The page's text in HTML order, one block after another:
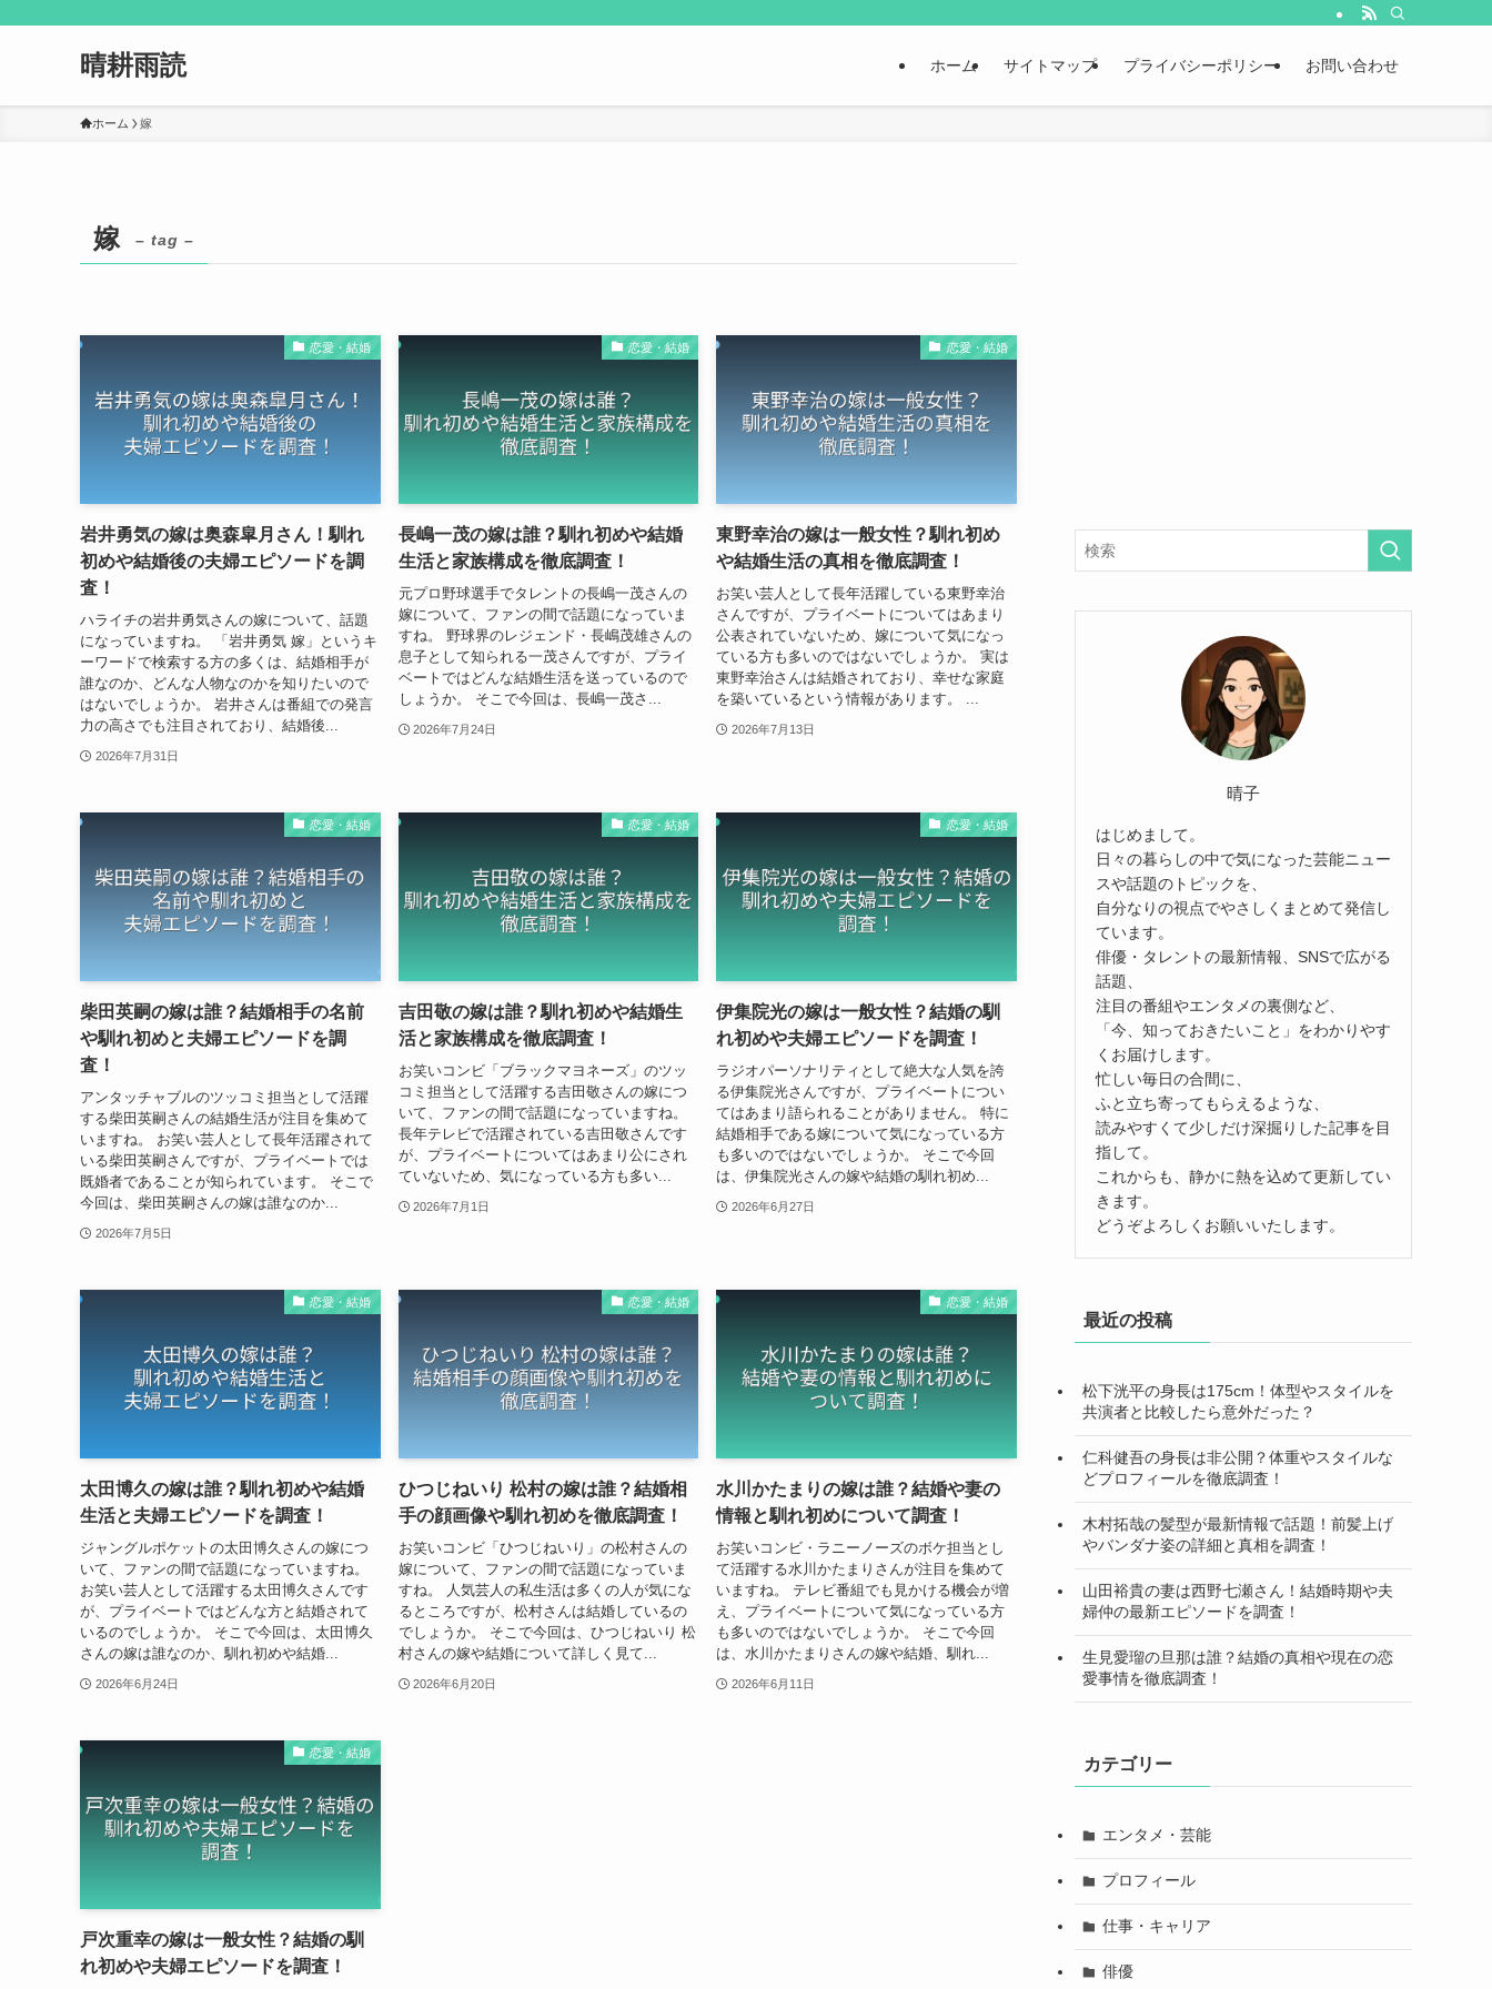
晴耕雨読 ホーム サイトマップ プライバシーポリシー お問い合わせ
ホーム 嫁
嫁 – tag –
恋愛・結婚
岩井勇気の嫁は奥森皐月さん！馴れ
初めや結婚後の夫婦エピソードを調
査！
ハライチの岩井勇気さんの嫁について、話題
になっていますね。 「岩井勇気 嫁」というキ
ーワードで検索する方の多くは、結婚相手が
誰なのか、どんな人物なのかを知りたいので
はないでしょうか。 岩井さんは番組での発言
力の高さでも注目されており、結婚後...
2026年7月31日
恋愛・結婚
長嶋一茂の嫁は誰？馴れ初めや結婚
生活と家族構成を徹底調査！
元プロ野球選手でタレントの長嶋一茂さんの
嫁について、ファンの間で話題になっていま
すね。 野球界のレジェンド・長嶋茂雄さんの
息子として知られる一茂さんですが、プライ
ベートではどんな結婚生活を送っているので
しょうか。 そこで今回は、長嶋一茂さ...
2026年7月24日
恋愛・結婚
東野幸治の嫁は一般女性？馴れ初め
や結婚生活の真相を徹底調査！
お笑い芸人として長年活躍している東野幸治
さんですが、プライベートについてはあまり
公表されていないため、嫁について気になっ
ている方も多いのではないでしょうか。 実は
東野幸治さんは結婚されており、幸せな家庭
を築いているという情報があります。 ...
2026年7月13日
恋愛・結婚
柴田英嗣の嫁は誰？結婚相手の名前
や馴れ初めと夫婦エピソードを調
査！
アンタッチャブルのツッコミ担当として活躍
する柴田英嗣さんの結婚生活が注目を集めて
いますね。 お笑い芸人として長年活躍されて
いる柴田英嗣さんですが、プライベートでは
既婚者であることが知られています。 そこで
今回は、柴田英嗣さんの嫁は誰なのか...
2026年7月5日
恋愛・結婚
吉田敬の嫁は誰？馴れ初めや結婚生
活と家族構成を徹底調査！
お笑いコンビ「ブラックマヨネーズ」のツッ
コミ担当として活躍する吉田敬さんの嫁につ
いて、ファンの間で話題になっていますね。
長年テレビで活躍されている吉田敬さんです
が、プライベートについてはあまり公にされ
ていないため、気になっている方も多い...
2026年7月1日
恋愛・結婚
伊集院光の嫁は一般女性？結婚の馴
れ初めや夫婦エピソードを調査！
ラジオパーソナリティとして絶大な人気を誇
る伊集院光さんですが、プライベートについ
てはあまり語られることがありません。 特に
結婚相手である嫁について気になっている方
も多いのではないでしょうか。 そこで今回
は、伊集院光さんの嫁や結婚の馴れ初め...
2026年6月27日
恋愛・結婚
太田博久の嫁は誰？馴れ初めや結婚
生活と夫婦エピソードを調査！
ジャングルポケットの太田博久さんの嫁につ
いて、ファンの間で話題になっていますね。
お笑い芸人として活躍する太田博久さんです
が、プライベートではどんな方と結婚されて
いるのでしょうか。 そこで今回は、太田博久
さんの嫁は誰なのか、馴れ初めや結婚...
2026年6月24日
恋愛・結婚
ひつじねいり 松村の嫁は誰？結婚相
手の顔画像や馴れ初めを徹底調査！
お笑いコンビ「ひつじねいり」の松村さんの
嫁について、ファンの間で話題になっていま
すね。 人気芸人の私生活は多くの人が気にな
るところですが、松村さんは結婚しているの
でしょうか。 そこで今回は、ひつじねいり 松
村さんの嫁や結婚について詳しく見て...
2026年6月20日
恋愛・結婚
水川かたまりの嫁は誰？結婚や妻の
情報と馴れ初めについて調査！
お笑いコンビ・ラニーノーズのボケ担当とし
て活躍する水川かたまりさんが注目を集めて
いますね。 テレビ番組でも見かける機会が増
え、プライベートについて気になっている方
も多いのではないでしょうか。 そこで今回
は、水川かたまりさんの嫁や結婚、馴れ...
2026年6月11日
恋愛・結婚
戸次重幸の嫁は一般女性？結婚の馴
れ初めや夫婦エピソードを調査！
晴子
はじめまして。
日々の暮らしの中で気になった芸能ニュー
スや話題のトピックを、
自分なりの視点でやさしくまとめて発信し
ています。
俳優・タレントの最新情報、SNSで広がる
話題、
注目の番組やエンタメの裏側など、
「今、知っておきたいこと」をわかりやす
くお届けします。
忙しい毎日の合間に、
ふと立ち寄ってもらえるような、
読みやすくて少しだけ深掘りした記事を目
指して。
これからも、静かに熱を込めて更新してい
きます。
どうぞよろしくお願いいたします。
最近の投稿
松下洸平の身長は175cm！体型やスタイルを
共演者と比較したら意外だった？
仁科健吾の身長は非公開？体重やスタイルな
どプロフィールを徹底調査！
木村拓哉の髪型が最新情報で話題！前髪上げ
やバンダナ姿の詳細と真相を調査！
山田裕貴の妻は西野七瀬さん！結婚時期や夫
婦仲の最新エピソードを調査！
生見愛瑠の旦那は誰？結婚の真相や現在の恋
愛事情を徹底調査！
カテゴリー
エンタメ・芸能
プロフィール
仕事・キャリア
俳優